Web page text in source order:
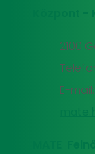
Központ
2100
E-mail:
MATE